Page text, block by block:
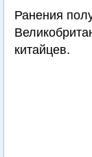
Ранения
китайцев.